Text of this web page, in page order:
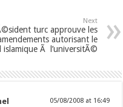
Next
turc approuve les
autorisant le
islamique Ã l’universitÃ©
05/08/2008 at 16:49